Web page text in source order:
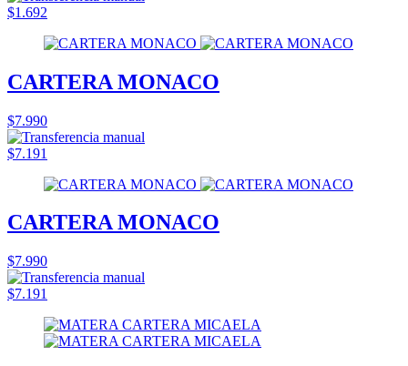
$1.692
CARTERA MONACO
$7.990
$7.191
CARTERA MONACO
$7.990
$7.191